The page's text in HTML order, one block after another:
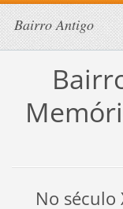
Bairro Antigo
No século